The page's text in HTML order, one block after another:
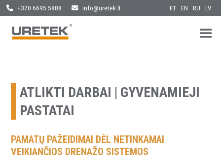
content
+370 6695 5888 info@uretek.lt ET EN RU LV
ATLIKTI DARBAI | GYVENAMIEJI
PASTATAI
PAMATŲ PAŽEIDIMAI DĖL NETINKAMAI
VEIKIANČIOS DRENAŽO SISTEMOS